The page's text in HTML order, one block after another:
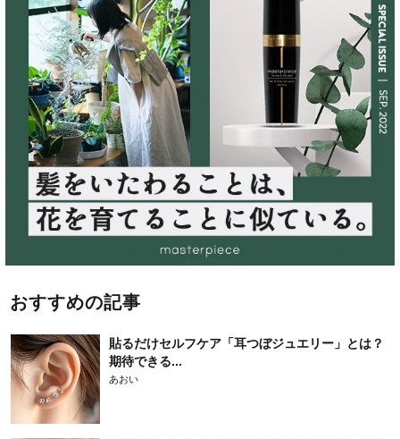
おすすめの記事
貼るだけセルフケア「耳つぼジュエリー」とは？
期待できる...
あおい